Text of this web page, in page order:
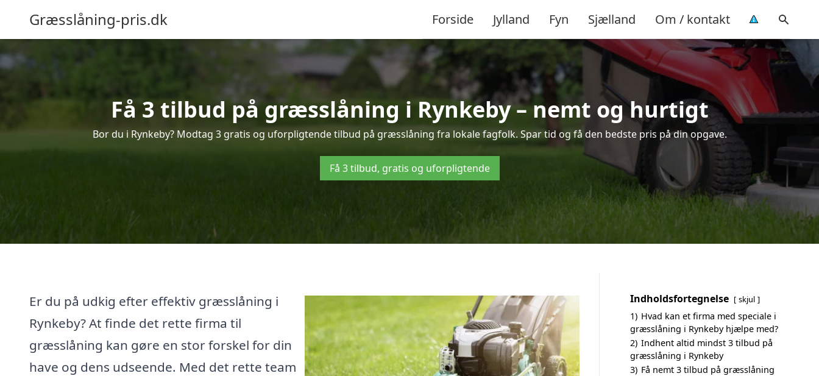
Græsslåning-pris.dk Forside Jylland Fyn Sjælland Om / kontakt
Få 3 tilbud på græsslåning i Rynkeby – nemt og hurtigt
Bor du i Rynkeby? Modtag 3 gratis og uforpligtende tilbud på græsslåning fra lokale fagfolk. Spar tid og få den bedste pris på din opgave.
Få 3 tilbud, gratis og uforpligtende
Er du på udkig efter effektiv græsslåning i
Rynkeby? At finde det rette firma til
græsslåning kan gøre en stor forskel for din
have og dens udseende. Med det rette team
Indholdsfortegnelse skjul
1) Hvad kan et firma med speciale i
græsslåning i Rynkeby hjælpe med?
2) Indhent altid mindst 3 tilbud på
græsslåning i Rynkeby
3) Få nemt 3 tilbud på græsslåning